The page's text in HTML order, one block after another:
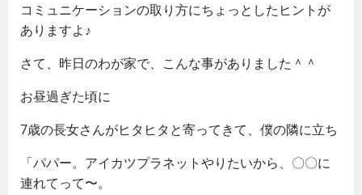
コミュニケーションの取り方にちょっとしたヒントが
ありますよ♪
さて、昨日のわが家で、こんな事がありました＾＾
お昼過ぎた頃に
7歳の長女さんがヒタヒタと寄ってきて、僕の隣に立ち
「パパー。アイカツプラネットやりたいから、〇〇に
連れてって〜。